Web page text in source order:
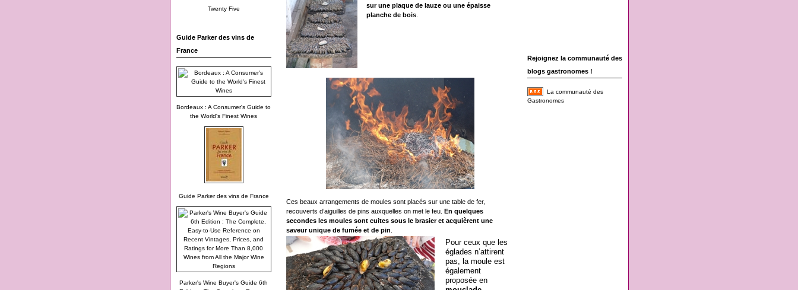
Twenty Five
Guide Parker des vins de
France
Bordeaux : A Consumer's Guide to
the World's Finest Wines
Guide Parker des vins de France
Parker's Wine Buyer's Guide 6th
Rejoignez la communauté des
blogs gastronomes !
La communauté des
Gastronomes
sur une plaque de lauze ou une épaisse
planche de bois
Ces beaux arrangements de moules sont placés sur une table de fer,
recouverts d’aiguilles de pins auxquelles on met le feu. En quelques
secondes les moules sont cuites sous le brasier et acquièrent une
saveur unique de fumée et de pin
Pour ceux que les
églades n’attirent
pas, la moule est
également
proposée en